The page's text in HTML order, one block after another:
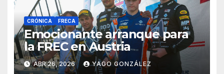
CRÓNICA FRECA
Emocionante arranque para
la FREC en Austria
ABR 26, 2026 YAGO GONZÁLEZ